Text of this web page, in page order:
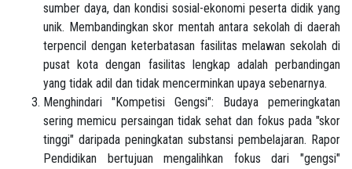
sumber daya, dan kondisi sosial-ekonomi peserta didik yang
unik. Membandingkan skor mentah antara sekolah di daerah
terpencil dengan keterbatasan fasilitas melawan sekolah di
pusat kota dengan fasilitas lengkap adalah perbandingan
yang tidak adil dan tidak mencerminkan upaya sebenarnya.
Menghindari "Kompetisi Gengsi": Budaya pemeringkatan
sering memicu persaingan tidak sehat dan fokus pada "skor
tinggi" daripada peningkatan substansi pembelajaran. Rapor
Pendidikan bertujuan mengalihkan fokus dari "gengsi"